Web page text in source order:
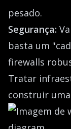
pesado.
Segurança:
basta um
firewalls
Tratar
construir